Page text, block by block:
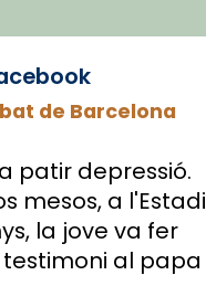
de Barcelona
patir depressió.
mesos, a l'Estadi
la jove va fer
al papa